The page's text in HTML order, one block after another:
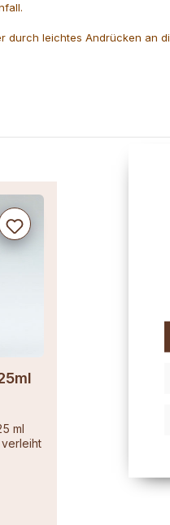
durch leichtes Andrücken an
ml